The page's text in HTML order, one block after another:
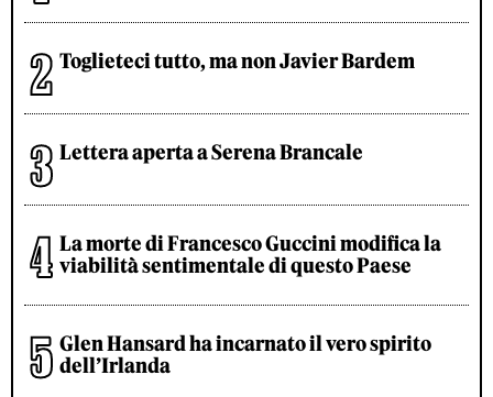
Toglieteci tutto, ma non Javier Bardem
Lettera aperta a Serena Brancale
La morte di Francesco Guccini modifica la
viabilità sentimentale di questo Paese
Glen Hansard ha incarnato il vero spirito
dell’Irlanda